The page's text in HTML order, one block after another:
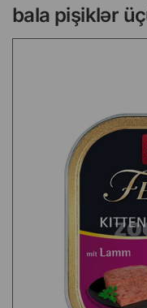
bala pişiklər